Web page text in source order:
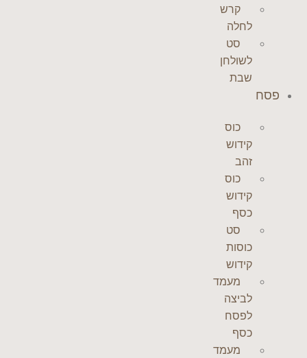
קרש
לחלה
סט
לשולחן
שבת
פסח
כוס
קידוש
זהב
כוס
קידוש
כסף
סט
כוסות
קידוש
מעמד
לביצה
לפסח
כסף
מעמד